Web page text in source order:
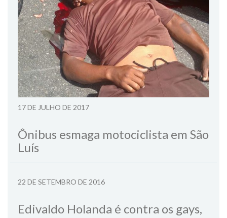
17 DE JULHO DE 2017
Ônibus esmaga motociclista em São
Luís
22 DE SETEMBRO DE 2016
Edivaldo Holanda é contra os gays,